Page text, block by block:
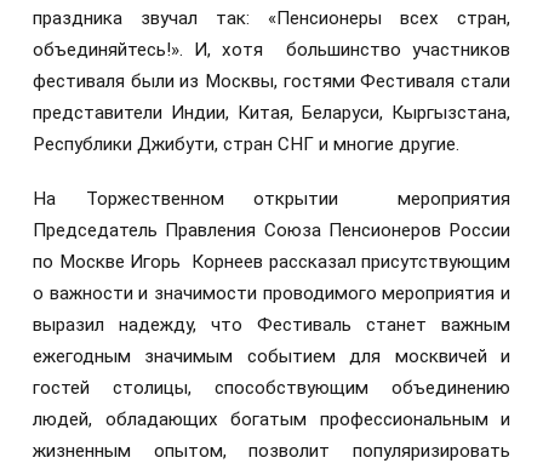
праздника звучал так: «Пенсионеры всех стран,
объединяйтесь!». И, хотя большинство участников
фестиваля были из Москвы, гостями Фестиваля стали
представители Индии, Китая, Беларуси, Кыргызстана,
Республики Джибути, стран СНГ и многие другие.
На Торжественном открытии мероприятия
Председатель Правления Союза Пенсионеров России
по Москве Игорь Корнеев рассказал присутствующим
о важности и значимости проводимого мероприятия и
выразил надежду, что Фестиваль станет важным
ежегодным значимым событием для москвичей и
гостей столицы, способствующим объединению
людей, обладающих богатым профессиональным и
жизненным опытом, позволит популяризировать